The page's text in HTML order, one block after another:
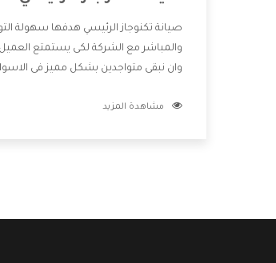
صيانة تكنوجاز الرئيسي هدفها سهولة
والمباشر مع الشركة لكى يستمتع العميل
وان نبقى متواجدين بشكل مميز فى
بالخدمات التى تنفرد الشركة بها والتى
مشاهدة المزيد